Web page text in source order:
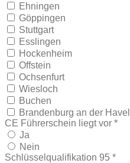
Ehningen
Göppingen
Stuttgart
Esslingen
Hockenheim
Offstein
Ochsenfurt
Wiesloch
Buchen
Brandenburg an der Havel
CE Führerschein liegt vor *
Ja
Nein
Schlüsselqualifikation 95 *